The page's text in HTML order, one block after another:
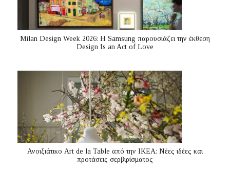
Milan Design Week 2026: Η Samsung παρουσιάζει την έκθεση
Design Is an Act of Love
Ανοιξιάτικο Art de la Table από την ΙΚΕΑ: Νέες ιδέες και
προτάσεις σερβιρίσματος